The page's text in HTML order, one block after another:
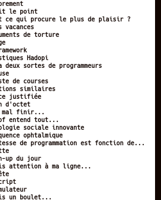
le point
ce qui procure le plus de plaisir ?
vacances
de torture
Hadopi
sortes de programmeurs
de courses
similaires
justifiée
d'octet
mal finir...
entend tout...
sociale innovante
ophtalmique
de programmation est fonction de...
up du jour
attention à ma ligne...
un boulet...